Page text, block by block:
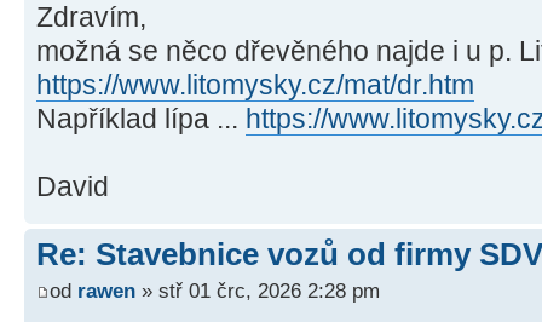
Zdravím,
možná se něco dřevěného najde i u p.
https://www.litomysky.cz/mat/dr.htm
Například lípa ... https://
David
Re: Stavebnice vozů od firmy
od rawen » stř 01 črc, 2026 2:28 pm